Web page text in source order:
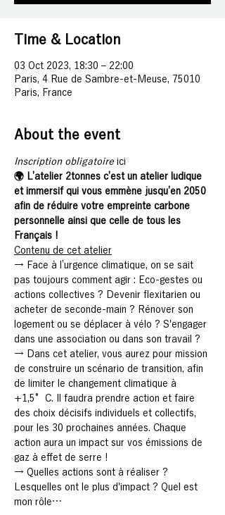
Time & Location
03 Oct 2023, 18:30 – 22:00
Paris, 4 Rue de Sambre-et-Meuse, 75010
Paris, France
About the event
I﻿nscription obligatoire ici
🌍 L’atelier 2tonnes c’est un atelier ludique
et immersif qui vous emmène jusqu’en 2050
afin de réduire votre empreinte carbone
personnelle ainsi que celle de tous les
Français !
Contenu de cet atelier
→ Face à l’urgence climatique, on se sait
pas toujours comment agir : Eco-gestes ou
actions collectives ? Devenir flexitarien ou
acheter de seconde-main ? Rénover son
logement ou se déplacer à vélo ? S'engager
dans une association ou dans son travail ?
→ Dans cet atelier, vous aurez pour mission
de construire un scénario de transition, afin
de limiter le changement climatique à
+1,5°C. Il faudra prendre action et faire
des choix décisifs individuels et collectifs,
pour les 30 prochaines années. Chaque
action aura un impact sur vos émissions de
gaz à effet de serre !
→ Quelles actions sont à réaliser ?
Lesquelles ont le plus d'impact ? Quel est
mon rôle…